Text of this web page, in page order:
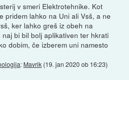
v smeri Elektrotehnike. Kot
pridem lahko na Uni ali Vsš, a ne
ker lahko greš iz obeh na
bi bil bolj aplikativen ter hkrati
dobim, če izberem uni namesto
: Mavrik (19. jan 2020 ob 16:23)